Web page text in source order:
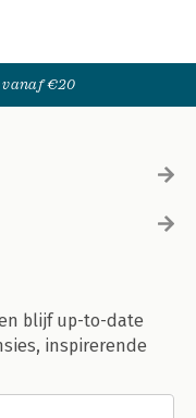
vanaf €20
blijf up-to-date
inspirerende